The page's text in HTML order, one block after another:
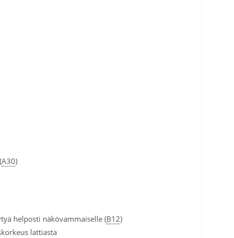
A30)
helposti näkövammaiselle (B12)
lattiasta